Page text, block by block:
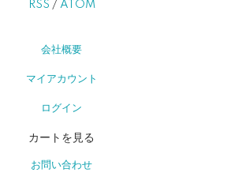
RSS / ATOM
会社概要
マイアカウント
ログイン
カートを見る
お問い合わせ